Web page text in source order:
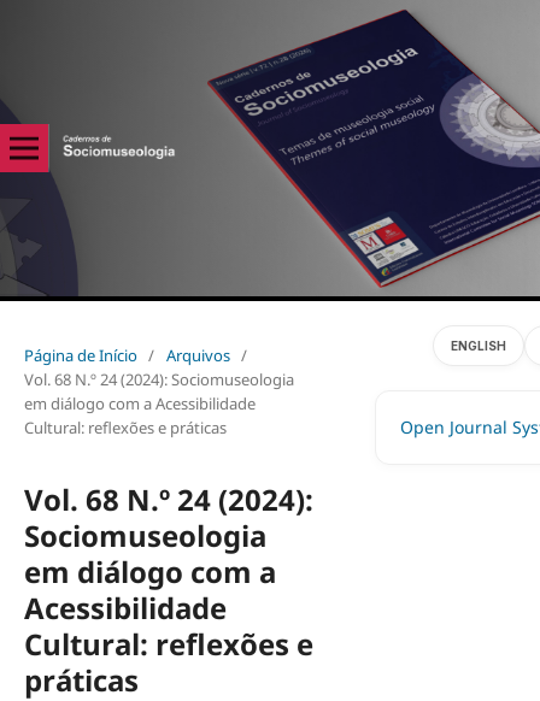
Página de Início / Arquivos /
Vol. 68 N.º 24 (2024): Sociomuseologia
em diálogo com a Acessibilidade
Cultural: reflexões e práticas
Vol. 68 N.º 24 (2024):
Sociomuseologia
em diálogo com a
Acessibilidade
Cultural: reflexões e
práticas
ENGLISH
Open Journal